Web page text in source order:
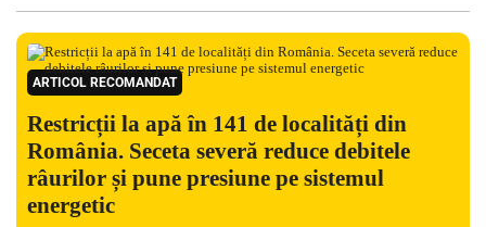
ARTICOL RECOMANDAT
Restricții la apă în 141 de localități din
România. Seceta severă reduce debitele
râurilor și pune presiune pe sistemul
energetic